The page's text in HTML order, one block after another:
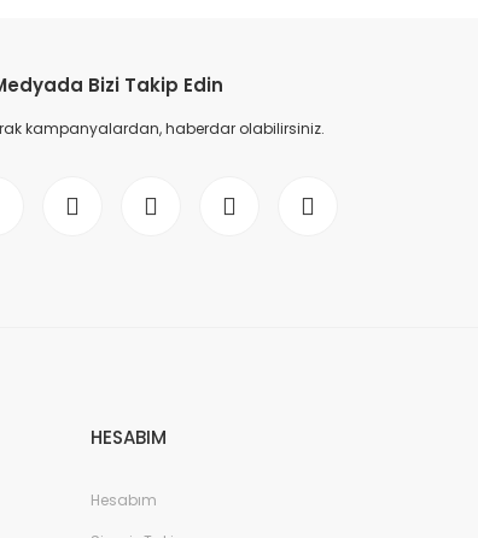
Bizi Takip Edin
kampanyalardan, haberdar olabilirsiniz.
HESABIM
Hesabım